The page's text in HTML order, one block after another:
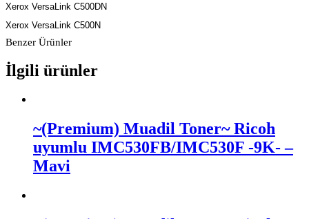
Xerox VersaLink C500DN
Xerox VersaLink C500N
Benzer Ürünler
İlgili ürünler
~(Premium) Muadil Toner~ Ricoh
uyumlu IMC530FB/IMC530F -9K- –
Mavi